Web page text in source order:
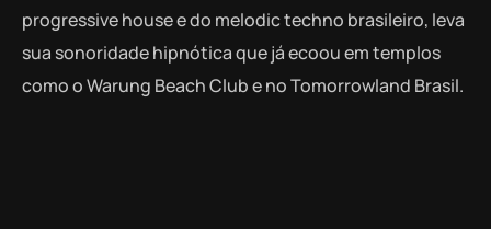
progressive house e do melodic techno brasileiro, leva
sua sonoridade hipnótica que já ecoou em templos
como o Warung Beach Club e no Tomorrowland Brasil.